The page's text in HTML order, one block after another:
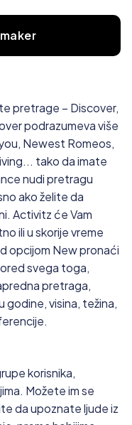
pretrage – Discover,
podrazumeva više
Newest Romeos,
tako da imate
nudi pretragu
ako želite da
Activitz će Vam
ili u skorije vreme
opcijom New pronaći
svega toga,
pretraga,
godine, visina, težina,
korisnika,
Možete im se
da upoznate ljude iz